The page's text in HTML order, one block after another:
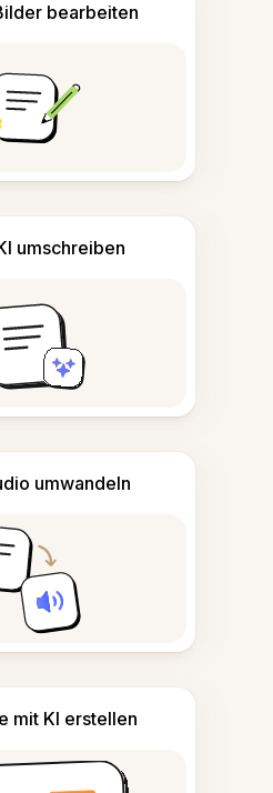
bearbeiten
umschreiben
umwandeln
mit KI erstellen